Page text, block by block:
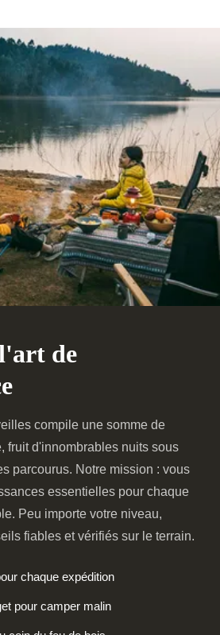
de
compile une somme de
fruit d'innombrables nuits sous
parcourus. Notre mission : vous
essentielles pour chaque
Peu importe votre niveau,
fiables et vérifiés sur le terrain.
chaque expédition
pour camper malin